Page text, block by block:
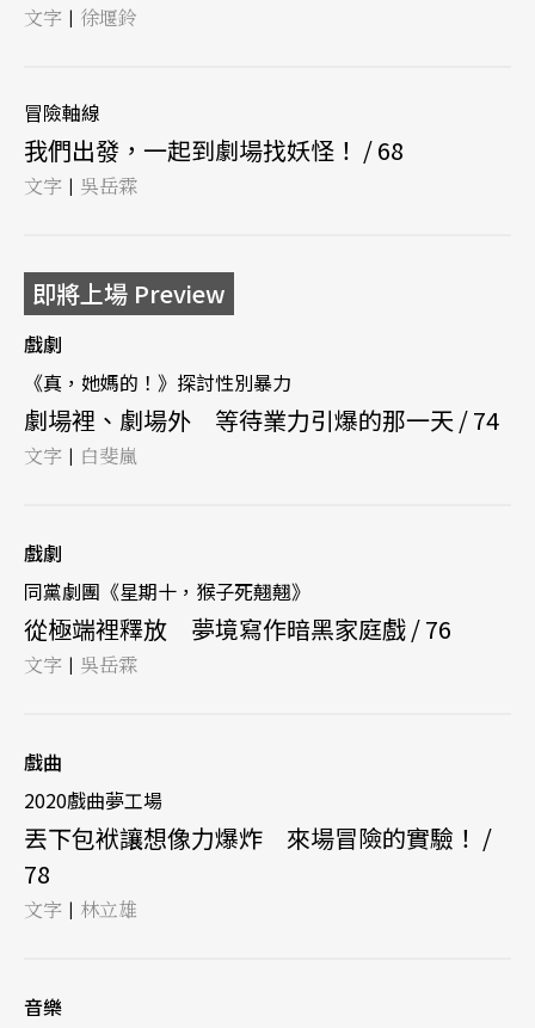
文字 | 徐堰鈴
冒險軸線
我們出發，一起到劇場找妖怪！ / 68
文字 | 吳岳霖
即將上場 Preview
戲劇
《真，她媽的！》探討性別暴力
劇場裡、劇場外 等待業力引爆的那一天 / 74
文字 | 白斐嵐
戲劇
同黨劇團《星期十，猴子死翹翹》
從極端裡釋放 夢境寫作暗黑家庭戲 / 76
文字 | 吳岳霖
戲曲
2020戲曲夢工場
丟下包袱讓想像力爆炸 來場冒險的實驗！ /
78
文字 | 林立雄
音樂